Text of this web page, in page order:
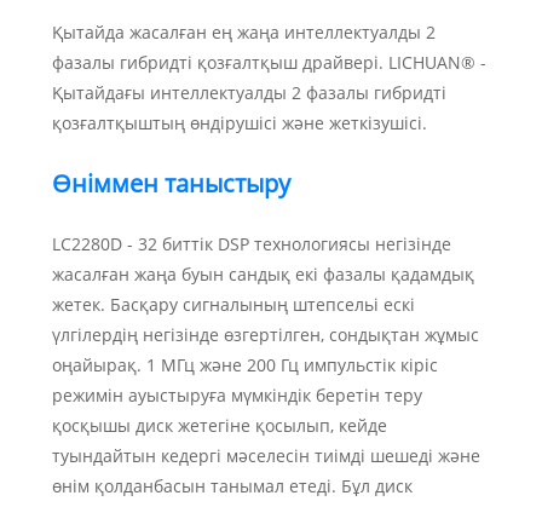
Қытайда жасалған ең жаңа интеллектуалды 2
фазалы гибридті қозғалтқыш драйвері. LICHUAN® -
Қытайдағы интеллектуалды 2 фазалы гибридті
қозғалтқыштың өндірушісі және жеткізушісі.
Өніммен таныстыру
LC2280D - 32 биттік DSP технологиясы негізінде
жасалған жаңа буын сандық екі фазалы қадамдық
жетек. Басқару сигналының штепсельі ескі
үлгілердің негізінде өзгертілген, сондықтан жұмыс
оңайырақ. 1 МГц және 200 Гц импульстік кіріс
режимін ауыстыруға мүмкіндік беретін теру
қосқышы диск жетегіне қосылып, кейде
туындайтын кедергі мәселесін тиімді шешеді және
өнім қолданбасын танымал етеді. Бұл диск